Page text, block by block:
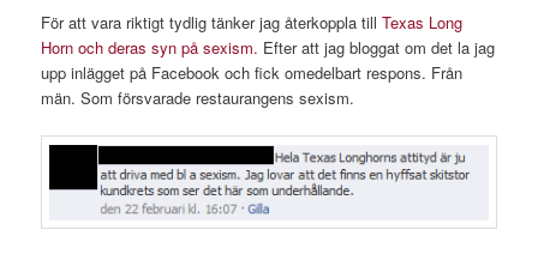
För att vara riktigt tydlig tänker jag återkoppla tillTexas Long
Horn och deras syn på sexism. Efter att jag bloggat om det la jag
upp inlägget på Facebook och fick omedelbart respons. Från
män. Som försvarade restaurangens sexism.